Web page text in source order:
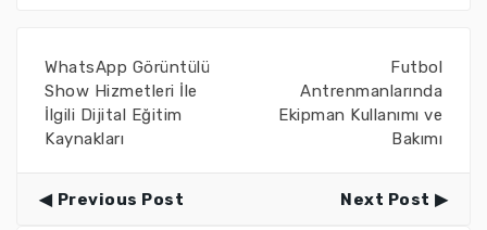
WhatsApp Görüntülü
Show Hizmetleri İle
İlgili Dijital Eğitim
Kaynakları
Futbol
Antrenmanlarında
Ekipman Kullanımı ve
Bakımı
Previous Post Next Post